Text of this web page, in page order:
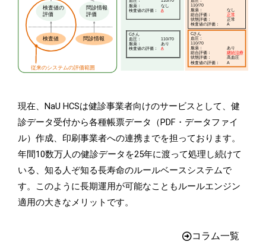
現在、NaU HCSは健診事業者向けのサービスとして、健
診データ受付から各種帳票データ（PDF・データファイ
ル）作成、印刷事業者への連携までを担っております。
年間10数万人の健診データを25年に渡って処理し続けて
いる、知る人ぞ知る長寿命のルールベースシステムで
す。このように長期運用が可能なこともルールエンジン
適用の大きなメリットです。
コラム一覧